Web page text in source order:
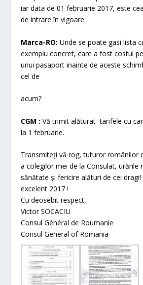
iar data de 01 februarie 2017, este
de intrare în vigoare.
Marca-RO: Unde se poate gasi lista
exemplu concret, care a fost costul
unui pasaport inainte de aceste
cel de
acum?
CGM : Vă trimit alăturat tarifele cu
la 1 februarie.
Transmiteți vă rog, tuturor românilor
a colegilor mei de la Consulat, urările
sănătate și fericire alături de cei dragi!
excelent 2017 !
Cu deosebit respect,
Victor SOCACIU
Consul Général de Roumanie
Consul General of Romania